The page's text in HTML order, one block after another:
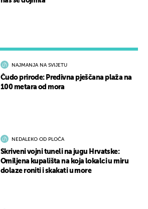
NAJMANJA NA SVIJETU
Čudo prirode: Predivna pješčana plaža na
100 metara od mora
NEDALEKO OD PLOČA
Skriveni vojni tuneli na jugu Hrvatske:
Omiljena kupališta na koja lokalci u miru
dolaze roniti i skakati u more